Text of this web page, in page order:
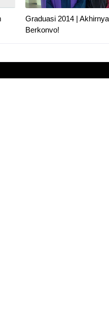
Graduasi 2014 | Akhirnya
Berkonvo!